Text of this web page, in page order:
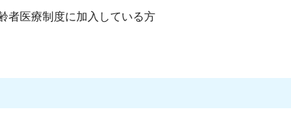
者医療制度に加入している方